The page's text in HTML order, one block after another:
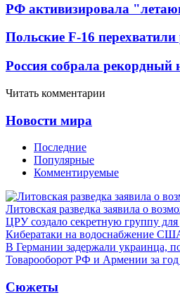
РФ активизировала
Польские F-16
Россия собрала рекордный
Читать комментарии
Новости мира
Последние
Популярные
Комментируемые
Литовская разведка заявила о
ЦРУ создало секретную группу
Кибератаки на водоснабжение
В Германии задержали украинца,
Товарооборот РФ и Армении за год
Сюжеты